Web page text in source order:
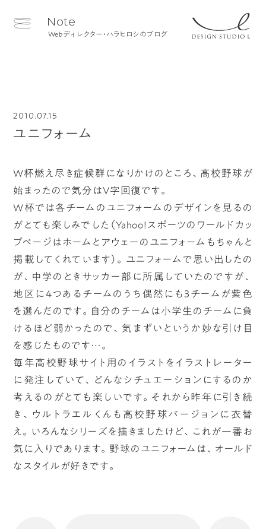
Note
Webディレクター・ハラヒロシのブログ
2010.07.15
ユニフォーム
W杯燃え尽き症候群になりかけのところ、高校野球が
始まったので気分はV字回復です。
W杯では各チームのユニフォームのデザインを見るの
がとても楽しみでした（Yahoo!スポーツのワールドカッ
プページはホームとアウェーのユニフォームもちゃんと
掲載してくれています）。ユニフォームで思い出したの
が、中学のときサッカー部に所属していたのですが、
地区に4つあるチームのうち偶然にも3チームが紫色
を選んだのです。自分のチームは小学生のチームに負
けるほど弱かったので、気まずいというか妙な引け目
を感じたものです…。
毎年高校野球サイト用のイラストをイラストレーター
に発注していて、どんなシチュエーションにするのか
考えるのがとても楽しいです。それから昨年に引き続
き、ウルトラエルくんも高校野球バージョンに衣替
え。いろんなシリーズを描きましたけど、これが一番お
気に入りであります。野球のユニフォームは、オールド
なスタイルが好きです。